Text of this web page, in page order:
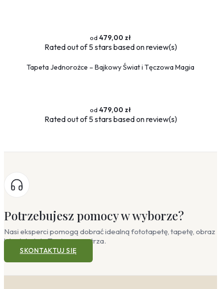
479,00 zł
Ratedout of 5 stars based onreview(s)
Tapeta Jednorożce – Bajkowy Świat i Tęczowa Magia
479,00 zł
Ratedout of 5 stars based onreview(s)
Potrzebujesz pomocy w wyborze?
Nasi eksperci pomogą dobrać idealną fototapetę, tapetę, obraz
lub plakat do Twojego wnętrza.
SKONTAKTUJ SIĘ